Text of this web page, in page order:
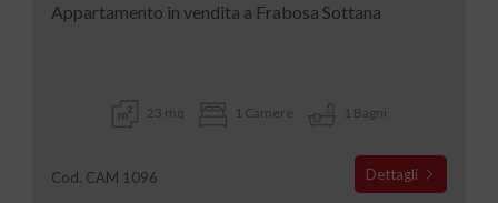
Appartamento in vendita a Frabosa Sottana
23 mq 1 Camere 1 Bagni
Cod. CAM 1096 Dettagli